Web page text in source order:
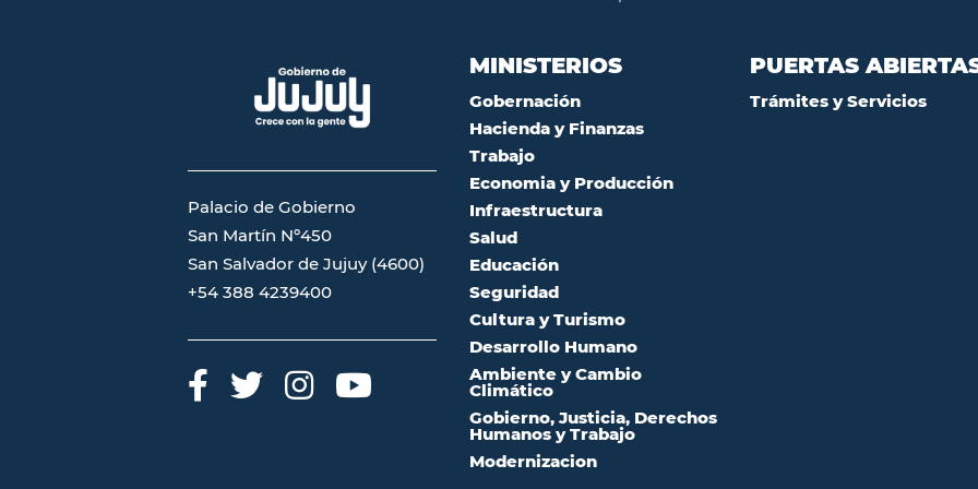
Palacio de Gobierno
San Martín Nº450
San Salvador de Jujuy (4600)
+54 388 4239400
MINISTERIOS
Gobernación
Hacienda y Finanzas
Trabajo
Economia y Producción
Infraestructura
Salud
Educación
Seguridad
Cultura y Turismo
Desarrollo Humano
Ambiente y Cambio
Climático
Gobierno, Justicia, Derechos
Humanos y Trabajo
Modernizacion
PUERTAS
Trámites y Servicios